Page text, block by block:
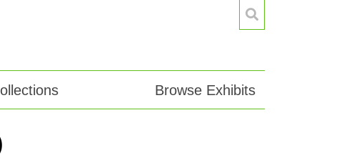
Browse Exhibits